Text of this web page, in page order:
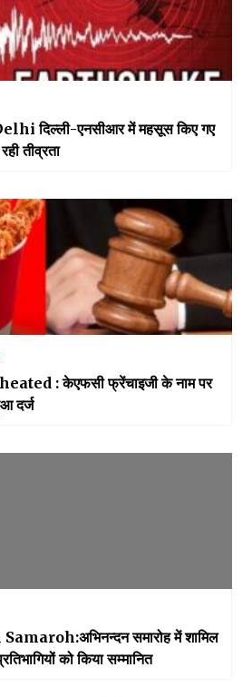
दिल्ली-एनसीआर में महसूस किए गए
तीव्रता
: केएफसी फ्रेंचाइजी के नाम पर
दर्ज
समारोह में शामिल
को किया सम्मानित